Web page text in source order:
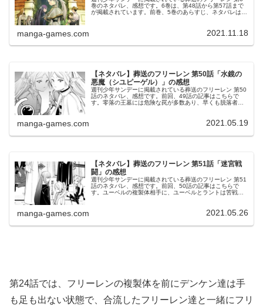
巻のネタバレ、感想です。6巻は、第48話から第57話まで
が掲載されています。前巻、5巻のあらすじ、ネタバレはこ
manga-games.com 2021.11.18
【ネタバレ】葬送のフリーレン 第50話「水鏡の
悪魔（シユピーゲル）」の感想
週刊少年サンデーに掲載されている葬送のフリーレン 第50
話のネタバレ、感想です。前回、49話の記事はこちらで
す。零落の王墓には危険な罠が多数あり、早くも脱落者が
manga-games.com 2021.05.19
【ネタバレ】葬送のフリーレン 第51話「迷宮戦
闘」の感想
週刊少年サンデーに掲載されている葬送のフリーレン 第51
話のネタバレ、感想です。前回、50話の記事はこちらで
す。ユーベルの複製体相手に、ユーベルとラントは苦戦し
manga-games.com 2021.05.26
第24話では、フリーレンの複製体を前にデンケン達は手
も足も出ない状態で、合流したフリーレン達と一緒にフリ